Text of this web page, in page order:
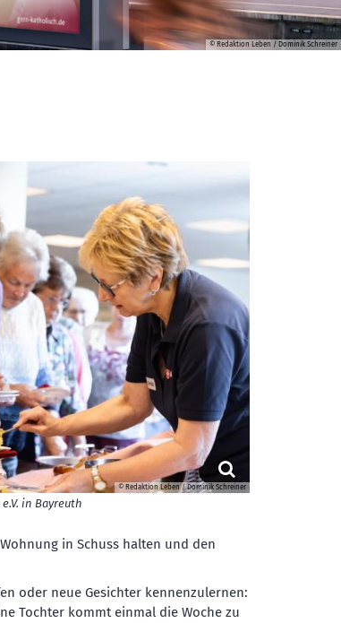
© Redaktion Leben / Dominik Schreiner
© Redaktion Leben / Dominik Schreiner
in Bayreuth
in Schuss halten und den
oder neue Gesichter kennenzulernen:
Tochter kommt einmal die Woche zu